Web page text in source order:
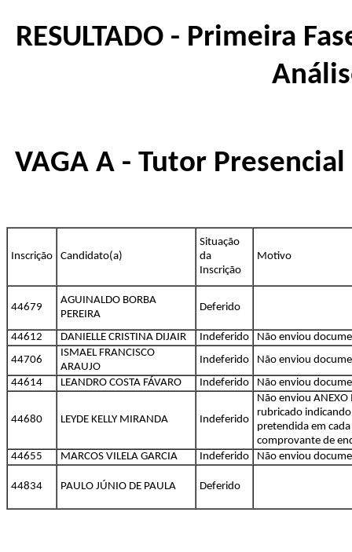
RESULTADO - Primeira
VAGA A - Tutor
Inscrição Candidato(a)
Situação
da
Inscrição
Motivo
44679
AGUINALDO BORBA
PEREIRA
Deferido
44612 DANIELLE CRISTINA DIJAIR Indeferido
Não enviou
44706
ISMAEL FRANCISCO
ARAUJO
Indeferido
Não enviou
44614
LEANDRO COSTA FÁVARO Indeferido Não enviou
44680 LEYDE KELLY MIRANDA Indeferido
Não enviou
rubricado
pretendida em
comprovante de
44655
MARCOS VILELA GARCIA Indeferido Não enviou
44834 PAULO JÚNIO DE PAULA Deferido